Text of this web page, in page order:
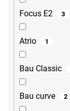
Focus E2 3
Atrio 1
Bau Classic
Bau curve 2